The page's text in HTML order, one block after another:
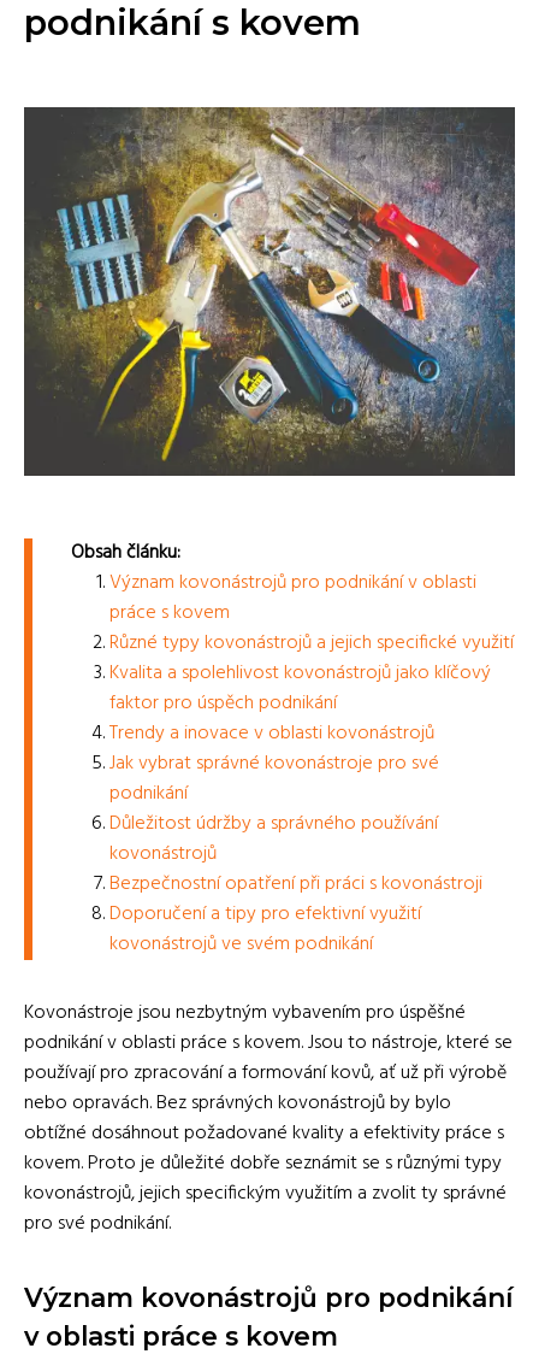
podnikání s kovem
Obsah článku:
Význam kovonástrojů pro podnikání v oblasti
práce s kovem
Různé typy kovonástrojů a jejich specifické využití
Kvalita a spolehlivost kovonástrojů jako klíčový
faktor pro úspěch podnikání
Trendy a inovace v oblasti kovonástrojů
Jak vybrat správné kovonástroje pro své
podnikání
Důležitost údržby a správného používání
kovonástrojů
Bezpečnostní opatření při práci s kovonástroji
Doporučení a tipy pro efektivní využití
kovonástrojů ve svém podnikání
Kovonástroje jsou nezbytným vybavením pro úspěšné
podnikání v oblasti práce s kovem. Jsou to nástroje, které se
používají pro zpracování a formování kovů, ať už při výrobě
nebo opravách. Bez správných kovonástrojů by bylo
obtížné dosáhnout požadované kvality a efektivity práce s
kovem. Proto je důležité dobře seznámit se s různými typy
kovonástrojů, jejich specifickým využitím a zvolit ty správné
pro své podnikání.
Význam kovonástrojů pro podnikání
v oblasti práce s kovem